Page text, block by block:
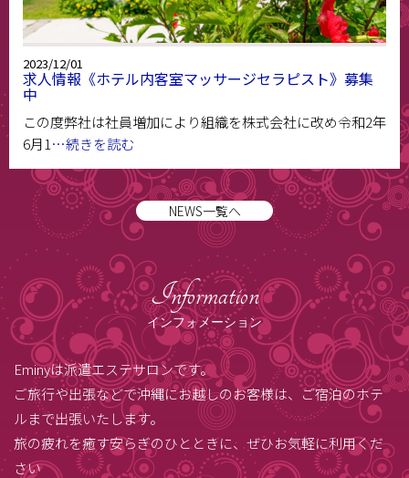
2023/12/01
求人情報《ホテル内客室マッサージセラピスト》募集
中
この度弊社は社員増加により組織を株式会社に改め令和2年
6月1 …続きを読む
NEWS一覧へ
Information
インフォメーション
Eminyは派遣エステサロンです。
ご旅行や出張などで沖縄にお越しのお客様は、ご宿泊のホテ
ルまで出張いたします。
旅の疲れを癒す安らぎのひとときに、ぜひお気軽に利用くだ
さい